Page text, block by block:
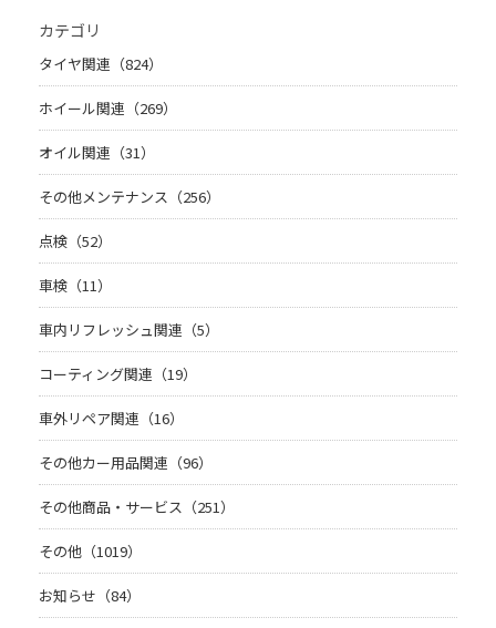
カテゴリ
タイヤ関連（824）
ホイール関連（269）
オイル関連（31）
その他メンテナンス（256）
点検（52）
車検（11）
車内リフレッシュ関連（5）
コーティング関連（19）
車外リペア関連（16）
その他カー用品関連（96）
その他商品・サービス（251）
その他（1019）
お知らせ（84）